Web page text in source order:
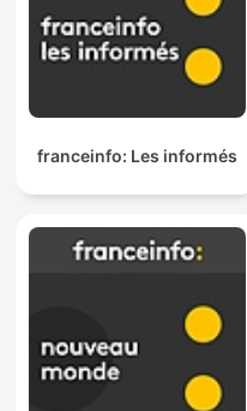
franceinfo: Les informés